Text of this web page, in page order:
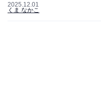
2025.12.01
くま なかこ